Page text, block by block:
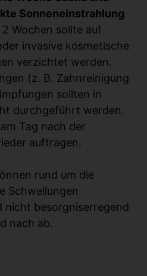
Sonneneinstrahlung
Wochen sollte auf
invasive kosmetische
verzichtet werden.
(z. B. Zahnreinigung
sollten in
durchgeführt werden.
Tag nach der
auftragen.
rund um die
Schwellungen
nicht besorgniserregend
nach ab.